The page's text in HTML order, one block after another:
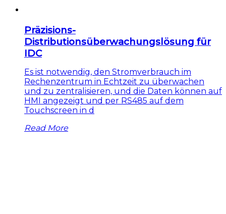
Präzisions-
Distributionsüberwachungslösung für
IDC
Es ist notwendig, den Stromverbrauch im
Rechenzentrum in Echtzeit zu überwachen
und zu zentralisieren, und die Daten können auf
HMI angezeigt und per RS485 auf dem
Touchscreen in d
Read More